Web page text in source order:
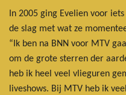
In 2005 ging Evelien voor
de slag met wat ze
“Ik ben na BNN voor MTV
om de grote sterren der
heb ik heel veel vlieguren
liveshows. Bij MTV heb ik